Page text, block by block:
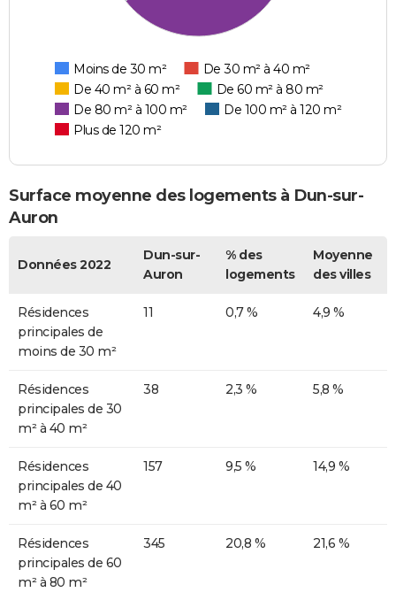
Moins de 30 m²
De 30 m² à 40 m²
De 40 m² à 60 m²
De 60 m² à 80 m²
De 80 m² à 100 m²
De 100 m² à 120 m²
Plus de 120 m²
Surface moyenne des logements à Dun-sur-
Auron
Données 2022
Dun-sur-
Auron
% des
logements
Moyenne
des villes
Résidences
principales de
moins de 30 m²
11 0,7 % 4,9 %
Résidences
principales de 30
m² à 40 m²
38 2,3 % 5,8 %
Résidences
principales de 40
m² à 60 m²
157 9,5 % 14,9 %
Résidences
principales de 60
m² à 80 m²
345 20,8 % 21,6 %